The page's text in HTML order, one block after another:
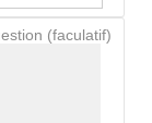
(faculatif)